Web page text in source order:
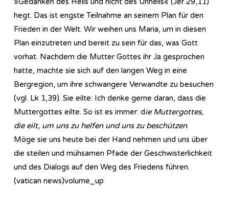
hegt. Das ist engste Teilnahme an seinem Plan für den
Frieden in der Welt. Wir weihen uns Maria, um in diesen
Plan einzutreten und bereit zu sein für das, was Gott
vorhat. Nachdem die Mutter Gottes ihr Ja gesprochen
hatte, machte sie sich auf den langen Weg in eine
Bergregion, um ihre schwangere Verwandte zu besuchen
(vgl. Lk 1,39). Sie eilte: Ich denke gerne daran, dass die
Muttergottes eilte. So ist es immer: die Muttergottes,
die eilt, um uns zu helfen und uns zu beschützen.
Möge sie uns heute bei der Hand nehmen und uns über
die steilen und mühsamen Pfade der Geschwisterlichkeit
und des Dialogs auf den Weg des Friedens führen.
(vatican news)volume_up